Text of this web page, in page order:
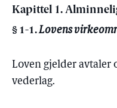
Kapittel 1.
§ 1-1.Lovens
Loven gjelder
vederlag.